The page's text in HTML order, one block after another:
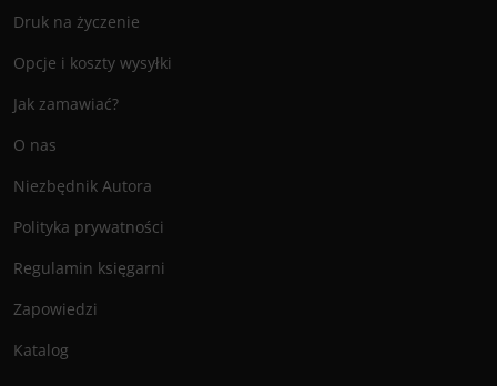
Druk na życzenie
Opcje i koszty wysyłki
Jak zamawiać?
O nas
Niezbędnik Autora
Polityka prywatności
Regulamin księgarni
Zapowiedzi
Katalog